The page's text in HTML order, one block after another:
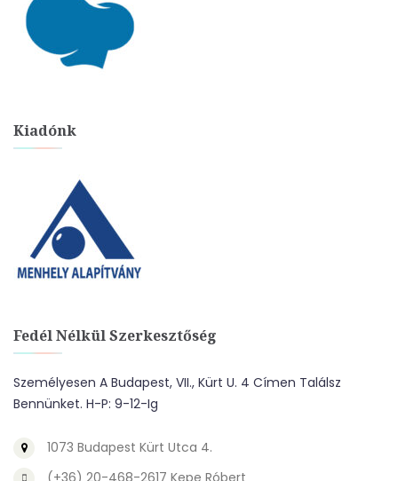
Kiadónk
Fedél Nélkül Szerkesztőség
Személyesen A Budapest, VII., Kürt U. 4 Címen Találsz
Bennünket. H-P: 9-12-Ig
1073 Budapest Kürt Utca 4.
(+36) 20-468-2617 Kepe Róbert